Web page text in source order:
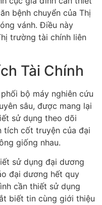
bệnh chuyển của Thị
vánh. Điều này
trường tài chính liên
Tài Chính
bộ máy nghiên cứu
sâu, được mang lại
sử dụng theo dõi
tích cốt truyện của đại
giống nhau.
sử dụng đại dương
đại dương hết quy
cần thiết sử dụng
biết tin cùng giới thiệu